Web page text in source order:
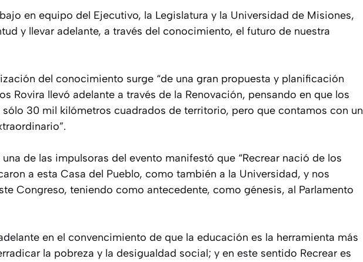
en equipo del Ejecutivo, la Legislatura y la Universidad de Misiones,
y llevar adelante, a través del conocimiento, el futuro de nuestra
del conocimiento surge “de una gran propuesta y planificación
Rovira llevó adelante a través de la Renovación, pensando en que los
30 mil kilómetros cuadrados de territorio, pero que contamos con un
de las impulsoras del evento manifestó que “Recrear nació de los
a esta Casa del Pueblo, como también a la Universidad, y nos
Congreso, teniendo como antecedente, como génesis, al Parlamento
en el convencimiento de que la educación es la herramienta más
la pobreza y la desigualdad social; y en este sentido Recrear es